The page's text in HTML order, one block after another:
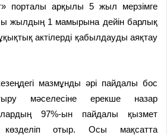
порталы арқылы 5 жыл мерзімге
жылдың 1 мамырына дейін барлық
актілерді қабылдауды аяқтау
мазмұнды әрі пайдалы бос
мәселесіне ерекше назар
97%-ын пайдалы қызмет
көзделіп отыр. Осы мақсатта